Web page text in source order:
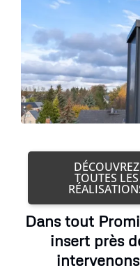
DÉCOUVREZ
TOUTES LES
Dans tout
insert près